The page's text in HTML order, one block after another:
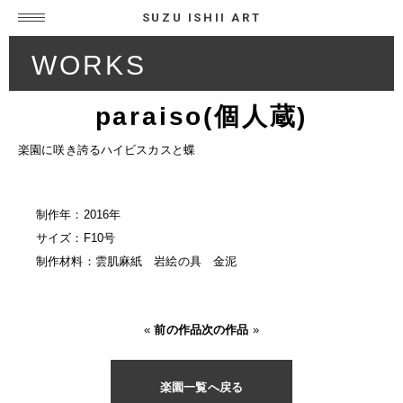
SUZU ISHII ART
WORKS
paraiso(個人蔵)
楽園に咲き誇るハイビスカスと蝶
制作年：2016年
サイズ：F10号
制作材料：雲肌麻紙 岩絵の具 金泥
«前の作品次の作品 »
楽園一覧へ戻る